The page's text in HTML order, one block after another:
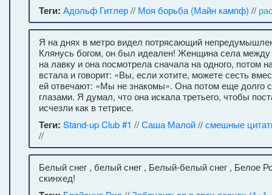
Теги: Адольф Гитлер// Моя борьба (Майн кампф) //
Я на днях в метро видел потрясающий
Клянусь богом, он был идеален! Женщина села между
на лавку и она посмотрела сначала на одного, потом
встала и говорит: «Вы, если хотите, можете сесть
ей отвечают: «Мы не знакомы». Она потом еще долго
глазами. Я думал, что она искала третьего, чтобы
исчезли как в тетрисе.
Теги: Stand-up Club #1 //Саша Малой//смешные
//
Белый снег , белый снег , Белый-белый снег , Белое
скинхед!